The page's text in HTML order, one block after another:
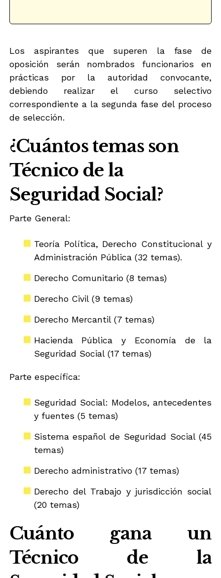
c
ó
i
c
o
*
Los aspirantes que superen la fase de
oposición serán nombrados funcionarios en
prácticas por la autoridad convocante,
debiendo realizar el curso selectivo
correspondiente a la segunda fase del proceso
de selección.
¿Cuántos temas son
Técnico de la
Seguridad Social?
Parte General:
Teoría Política, Derecho Constitucional y
Administración Pública (32 temas).
Derecho Comunitario (8 temas)
Derecho Civil (9 temas)
Derecho Mercantil (7 temas)
Hacienda Pública y Economía de la
Seguridad Social (17 temas)
Parte específica:
Seguridad Social: Modelos, antecedentes
y fuentes (5 temas)
Sistema español de Seguridad Social (45
temas)
Derecho administrativo (17 temas)
Derecho del Trabajo y jurisdicción social
(20 temas)
Cuánto gana un
Técnico de la